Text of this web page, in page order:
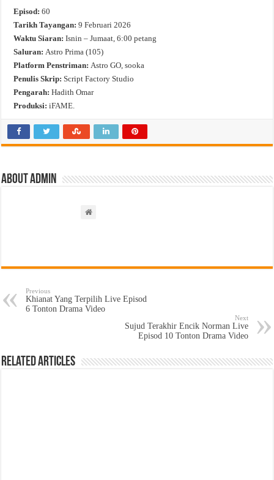
Episod: 60
Tarikh Tayangan: 9 Februari 2026
Waktu Siaran: Isnin – Jumaat, 6:00 petang
Saluran: Astro Prima (105)
Platform Penstriman: Astro GO, sooka
Penulis Skrip: Script Factory Studio
Pengarah: Hadith Omar
Produksi: iFAME.
About admin
Previous
Khianat Yang Terpilih Live Episod
6 Tonton Drama Video
Next
Sujud Terakhir Encik Norman Live
Episod 10 Tonton Drama Video
Related Articles